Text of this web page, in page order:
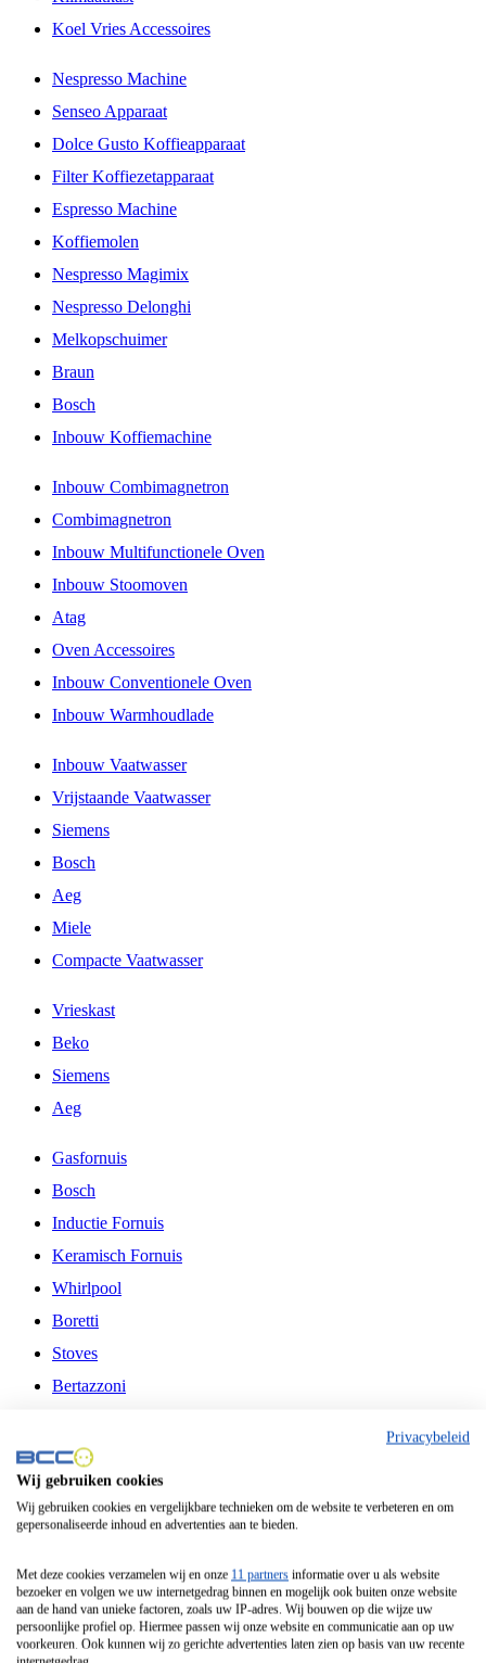
Koel Vries Accessoires
Nespresso Machine
Senseo Apparaat
Dolce Gusto Koffieapparaat
Filter Koffiezetapparaat
Espresso Machine
Koffiemolen
Nespresso Magimix
Nespresso Delonghi
Melkopschuimer
Braun
Bosch
Inbouw Koffiemachine
Inbouw Combimagnetron
Combimagnetron
Inbouw Multifunctionele Oven
Inbouw Stoomoven
Atag
Oven Accessoires
Inbouw Conventionele Oven
Inbouw Warmhoudlade
Inbouw Vaatwasser
Vrijstaande Vaatwasser
Siemens
Bosch
Aeg
Miele
Compacte Vaatwasser
Vrieskast
Beko
Siemens
Aeg
Gasfornuis
Bosch
Inductie Fornuis
Keramisch Fornuis
Whirlpool
Boretti
Stoves
Bertazzoni
Fitelli
Airfryer
Frituurpan
Contactgrill
Broodbakmachine
Broodrooster
Privacybeleid
Wij gebruiken cookies
Wij gebruiken cookies en vergelijkbare technieken om de website te verbeteren en om
gepersonaliseerde inhoud en advertenties aan te bieden.
Met deze cookies verzamelen wij en onze 11 partners informatie over u als website
bezoeker en volgen we uw internetgedrag binnen en mogelijk ook buiten onze website
aan de hand van unieke factoren, zoals uw IP-adres. Wij bouwen op die wijze uw
persoonlijke profiel op. Hiermee passen wij onze website en communicatie aan op uw
voorkeuren. Ook kunnen wij zo gerichte advertenties laten zien op basis van uw recente